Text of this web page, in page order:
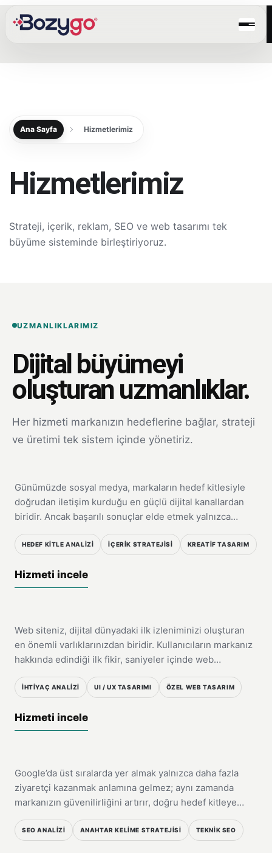
Ana Sayfa Hizmetlerimiz
Hizmetlerimiz
Strateji, içerik, reklam, SEO ve web tasarımı tek
büyüme sisteminde birleştiriyoruz.
UZMANLIKLARIMIZ
Dijital büyümeyi
oluşturan uzmanlıklar.
Her hizmeti markanızın hedeflerine bağlar, strateji
ve üretimi tek sistem içinde yönetiriz.
01
HIZMET
Sosyal Medya Yönetimi
Günümüzde sosyal medya, markaların hedef kitlesiyle
doğrudan iletişim kurduğu en güçlü dijital kanallardan
biridir. Ancak başarılı sonuçlar elde etmek yalnızca…
HEDEF KITLE ANALIZI İÇERIK STRATEJISI KREATIF TASARIM
Hizmeti incele
02
Web Tasarım
Web siteniz, dijital dünyadaki ilk izleniminizi oluşturan
en önemli varlıklarınızdan biridir. Kullanıcıların markanız
hakkında edindiği ilk fikir, saniyeler içinde web…
İHTIYAÇ ANALIZI UI / UX TASARIMI ÖZEL WEB TASARIM
Hizmeti incele
03
Seo
Google’da üst sıralarda yer almak yalnızca daha fazla
ziyaretçi kazanmak anlamına gelmez; aynı zamanda
markanızın güvenilirliğini artırır, doğru hedef kitleye…
SEO ANALİZİ ANAHTAR KELİME STRATEJİSİ TEKNİK SEO